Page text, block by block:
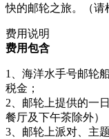
快的邮轮之旅。（请
费用说明
费用包含
1、海洋水手号邮轮
税金；
2、邮轮上提供的一
餐厅及下午茶除外）
3、邮轮上派对、主